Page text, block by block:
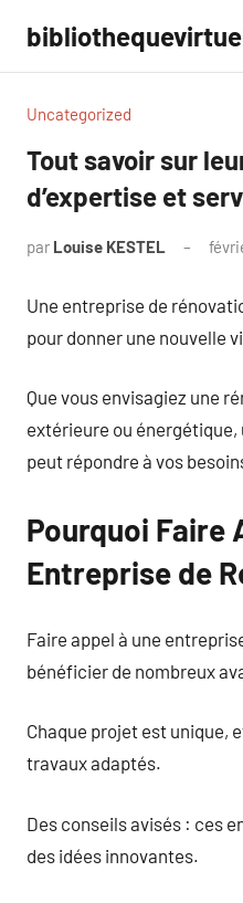
contenu
Uncategorized
Tout savoir sur
d’expertise et
par Louise KESTEL
Une entreprise de
pour donner une nouvelle
Que vous envisagiez une
extérieure ou
peut répondre à vos
Pourquoi Faire
Entreprise de
Faire appel à une
bénéficier de nombreux
Chaque projet est unique,
travaux adaptés.
Des conseils avisés : ces
des idées innovantes.